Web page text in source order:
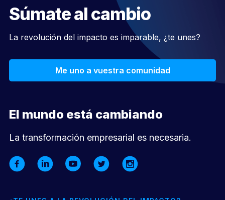
Súmate al cambio
La revolución del impacto es imparable, ¿te unes?
Me uno a vuestra comunidad
El mundo está cambiando
La transformación empresarial es necesaria.